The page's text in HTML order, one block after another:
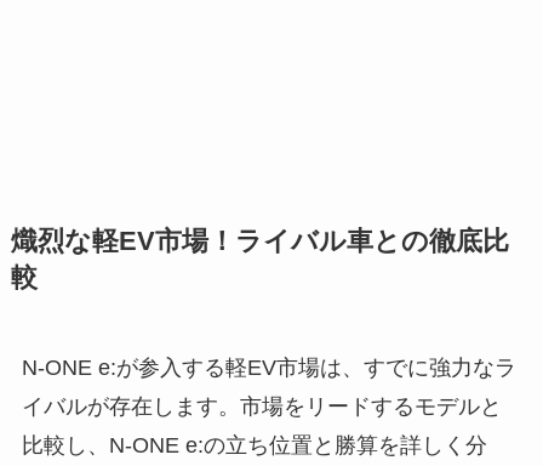
熾烈な軽EV市場！ライバル車との徹底比
較
N-ONE e:が参入する軽EV市場は、すでに強力なラ
イバルが存在します。市場をリードするモデルと
比較し、N-ONE e:の立ち位置と勝算を詳しく分